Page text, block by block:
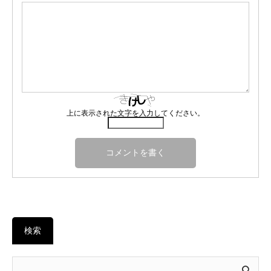
上に表示された文字を入力してください。
検索